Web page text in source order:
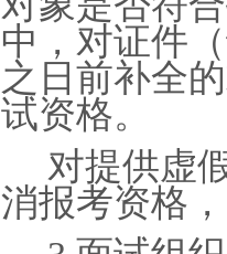
中，对证件
之日前补全
试资格。
对提供虚
消报考资格